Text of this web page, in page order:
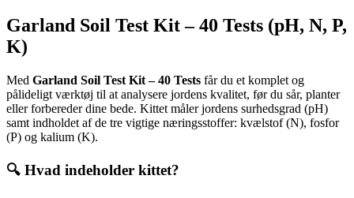
Garland Soil Test Kit – 40 Tests (pH, N, P,
K)
Med Garland Soil Test Kit – 40 Tests får du et komplet og
pålideligt værktøj til at analysere jordens kvalitet, før du sår, planter
eller forbereder dine bede. Kittet måler jordens surhedsgrad (pH)
samt indholdet af de tre vigtige næringsstoffer: kvælstof (N), fosfor
(P) og kalium (K).
🔍 Hvad indeholder kittet?